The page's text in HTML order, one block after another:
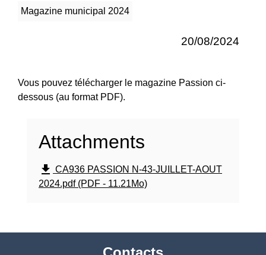
Magazine municipal 2024
20/08/2024
Vous pouvez télécharger le magazine Passion ci-
dessous (au format PDF).
Attachments
file_download CA936 PASSION N-43-JUILLET-AOUT
2024.pdf (PDF - 11.21Mo)